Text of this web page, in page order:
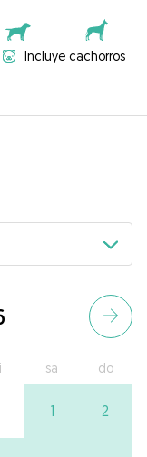
Incluye cachorros
sa do
1 2